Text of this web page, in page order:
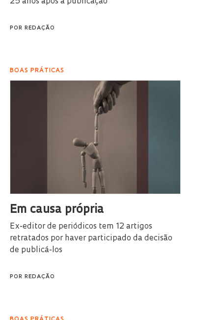
POR REDAÇÃO
BOAS PRÁTICAS
Em causa própria
Ex-editor de periódicos tem 12 artigos
retratados por haver participado da decisão
de publicá-los
POR REDAÇÃO